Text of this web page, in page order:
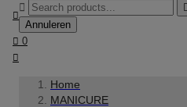



Annuleren
 0

Home
MANICURE